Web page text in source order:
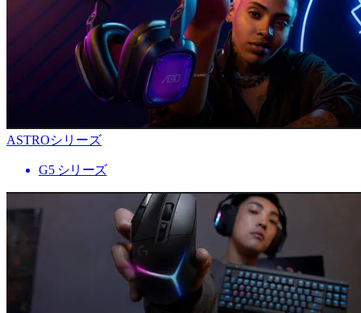
ASTROシリーズ
G5 シリーズ